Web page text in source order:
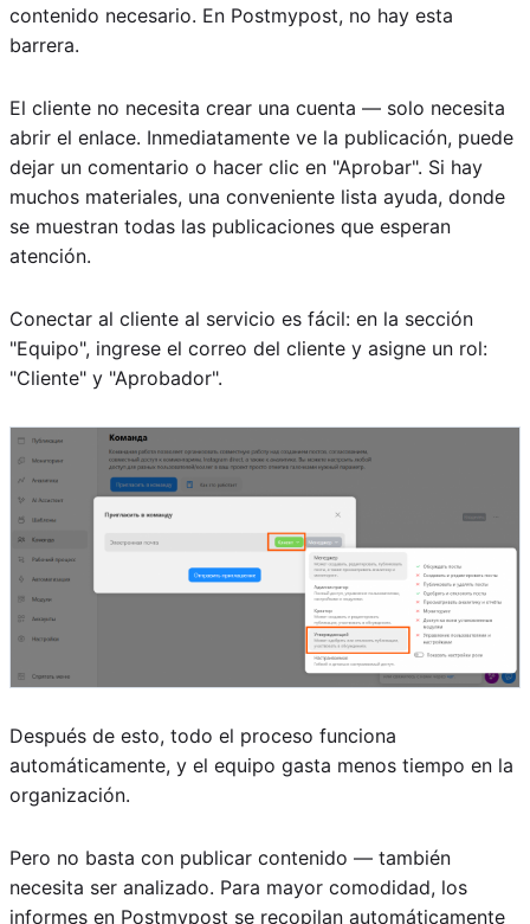
contenido necesario. En Postmypost, no hay esta
barrera.
El cliente no necesita crear una cuenta — solo necesita
abrir el enlace. Inmediatamente ve la publicación, puede
dejar un comentario o hacer clic en "Aprobar". Si hay
muchos materiales, una conveniente lista ayuda, donde
se muestran todas las publicaciones que esperan
atención.
Conectar al cliente al servicio es fácil: en la sección
"Equipo", ingrese el correo del cliente y asigne un rol:
"Cliente" y "Aprobador".
Después de esto, todo el proceso funciona
automáticamente, y el equipo gasta menos tiempo en la
organización.
Pero no basta con publicar contenido — también
necesita ser analizado. Para mayor comodidad, los
informes en Postmypost se recopilan automáticamente